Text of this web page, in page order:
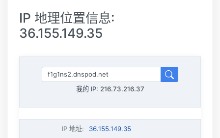
IP 地理位置信息:
36.155.149.35
我的 IP: 216.73.216.37
IP 地址:
36.155.149.35